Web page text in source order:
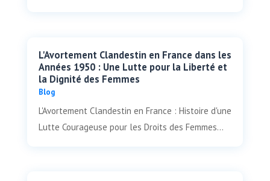
L'Avortement Clandestin en France dans les
Années 1950 : Une Lutte pour la Liberté et
la Dignité des Femmes
Blog
L'Avortement Clandestin en France : Histoire d'une
Lutte Courageuse pour les Droits des Femmes...